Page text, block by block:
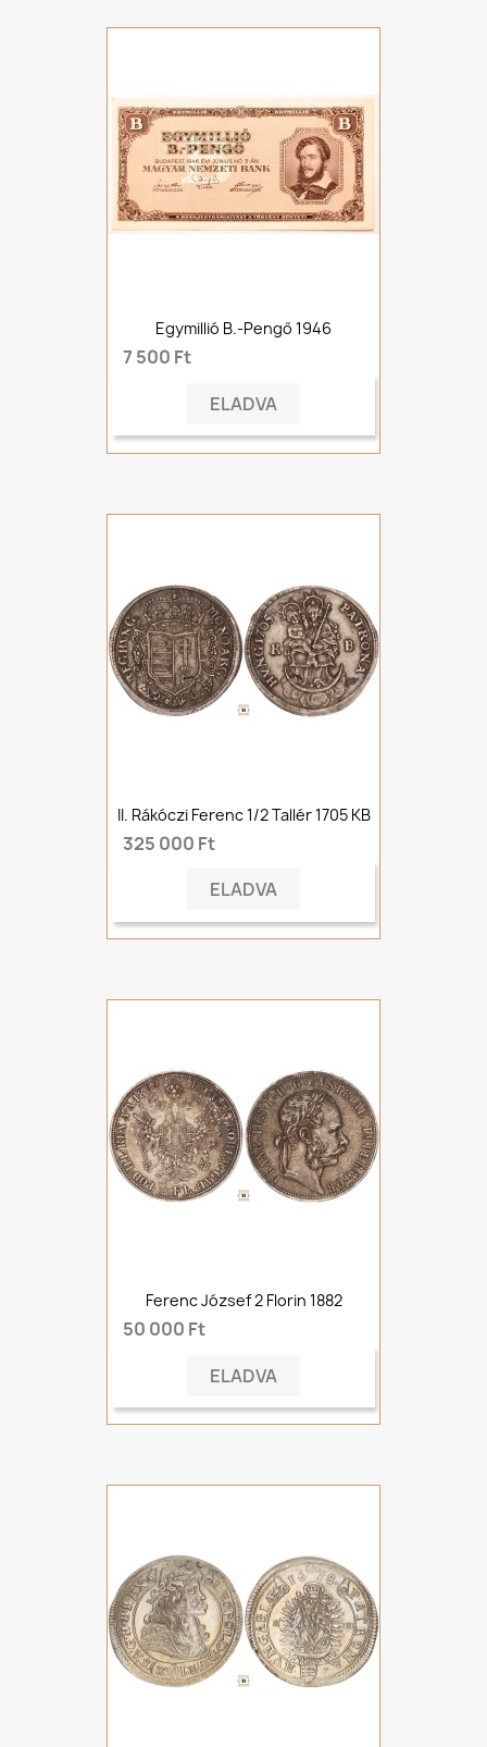
Egymillió B.-Pengő 1946
7 500 Ft
ELADVA
II. Rákóczi Ferenc 1/2 Tallér 1705 KB
325 000 Ft
ELADVA
Ferenc József 2 Florin 1882
50 000 Ft
ELADVA